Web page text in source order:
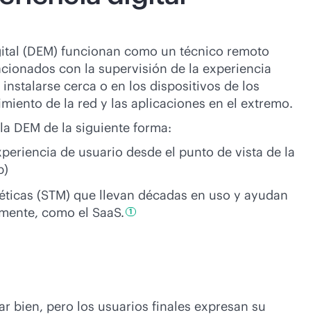
(DEM) funcionan como un técnico remoto
con la supervisión de la experiencia
cerca o en los dispositivos de los
de la red y las aplicaciones en el extremo.
DEM de la siguiente forma:
de usuario desde el punto de vista de la
(STM) que llevan décadas en uso y ayudan
como el SaaS. 1
bien, pero los usuarios finales expresan su